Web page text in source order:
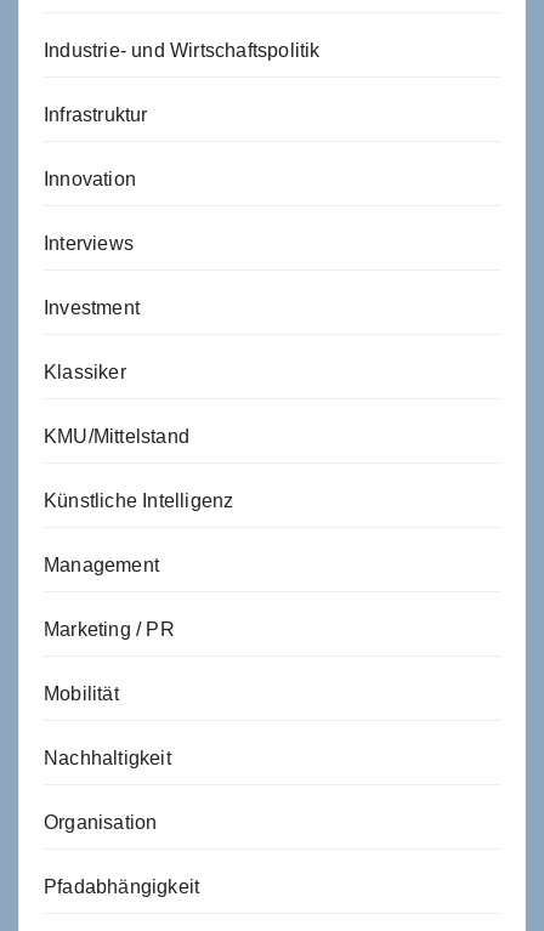
Industrie- und Wirtschaftspolitik
Infrastruktur
Innovation
Interviews
Investment
Klassiker
KMU/Mittelstand
Künstliche Intelligenz
Management
Marketing / PR
Mobilität
Nachhaltigkeit
Organisation
Pfadabhängigkeit